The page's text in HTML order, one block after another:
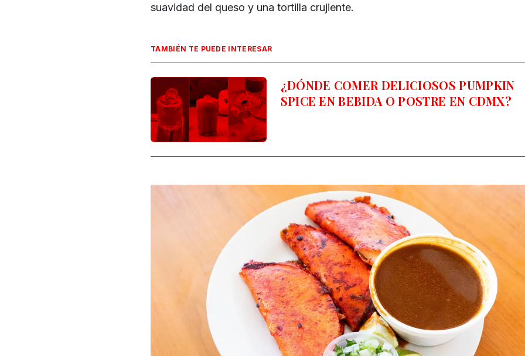
suavidad del queso y una tortilla crujiente.
TAMBIÉN TE PUEDE INTERESAR
¿DÓNDE COMER DELICIOSOSPUMPKIN
SPICE EN BEBIDA O POSTRE EN CDMX?